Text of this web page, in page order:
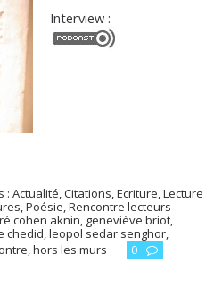
Interview :
:Actualité,Citations,Ecriture,Lecture
,Poésie,Rencontre lecteurs
cohen aknin, geneviève briot,
chedid,leopol sedar senghor,
,hors les murs 0